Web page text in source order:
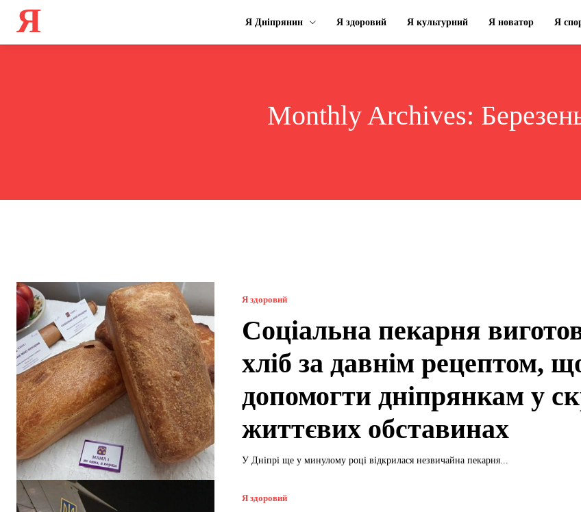
Я Я Дніпрянин Я здоровий Я культурний Я новатор Я
Monthly Archives:
Я здоровий
Соціальна пекарня
хліб за давнім рецептом,
допомогти дніпрянкам у
життєвих обставинах
У Дніпрі ще у минулому році відкрилася незвичайна пекарня...
Я здоровий